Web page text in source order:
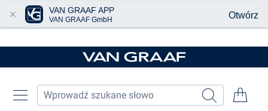
VAN GRAAF APP
VAN GRAAF GmbH Otwórz